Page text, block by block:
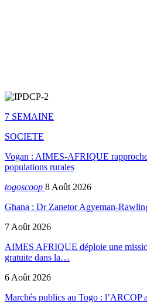
7 SEMAINE
SOCIETE
Vogan : AIMES-AFRIQUE
populations rurales
togoscoop 8 Août 2026
Ghana : Dr Zanetor Agyeman-
7 Août 2026
AIMES AFRIQUE déploie une
gratuite dans la…
6 Août 2026
Marchés publics au Togo : l’ARCOP